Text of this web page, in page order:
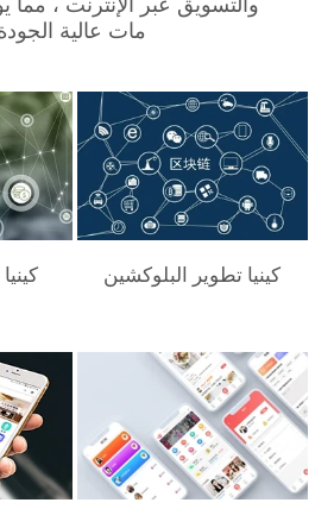
والتسويق عبر الإنترنت ، مما
مات عالية
كينيا‎ تطوير البلوكشين